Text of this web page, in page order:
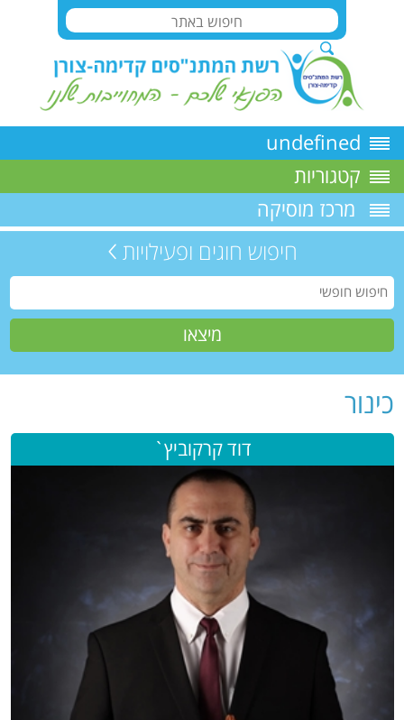
undefined
קטגוריות
מרכז מוסיקה
חיפוש חוגים ופעילויות
כינור
דוד קרקוביץ`